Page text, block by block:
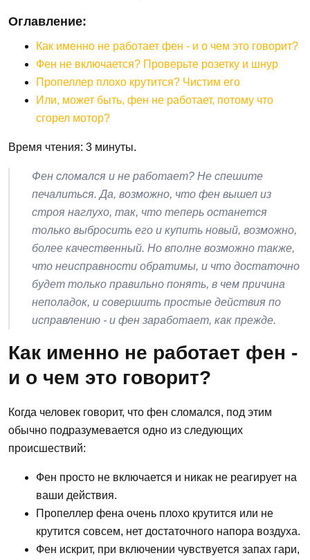
Оглавление:
Как именно не работает фен - и о чем это говорит?
Фен не включается? Проверьте розетку и шнур
Пропеллер плохо крутится? Чистим его
Или, может быть, фен не работает, потому что
сгорел мотор?
Время чтения: 3 минуты.
Фен сломался и не работает? Не спешите
печалиться. Да, возможно, что фен вышел из
строя наглухо, так, что теперь останется
только выбросить его и купить новый, возможно,
более качественный. Но вполне возможно также,
что неисправности обратимы, и что достаточно
будет только правильно понять, в чем причина
неполадок, и совершить простые действия по
исправлению - и фен заработает, как прежде.
Как именно не работает фен -
и о чем это говорит?
Когда человек говорит, что фен сломался, под этим
обычно подразумевается одно из следующих
происшествий:
Фен просто не включается и никак не реагирует на
ваши действия.
Пропеллер фена очень плохо крутится или не
крутится совсем, нет достаточного напора воздуха.
Фен искрит, при включении чувствуется запах гари,